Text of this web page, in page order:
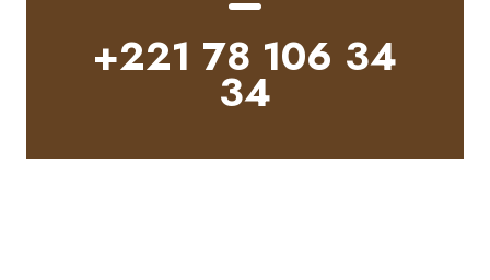
+221 78 106 34
34